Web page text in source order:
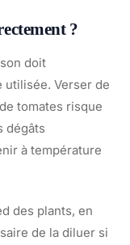
?
doit
utilisée. Verser de
tomates risque
dégâts
à température
des plants, en
de la diluer si